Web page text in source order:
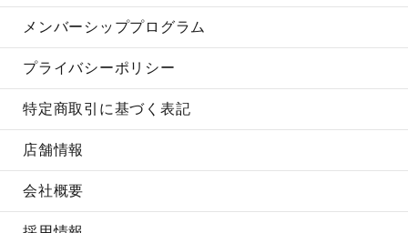
メンバーシッププログラム
プライバシーポリシー
特定商取引に基づく表記
店舗情報
会社概要